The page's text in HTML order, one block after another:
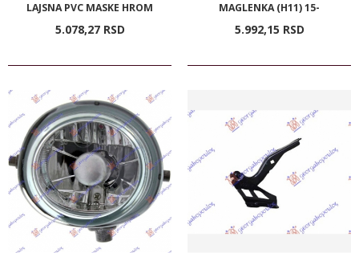
LAJSNA PVC MASKE HROM
5.078,27 RSD
MAGLENKA (H11) 15-
5.992,15 RSD